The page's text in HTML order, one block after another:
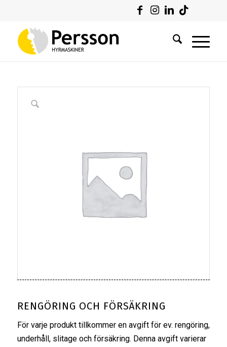
RENGÖRING OCH FÖRSÄKRING
För varje produkt tillkommer en avgift för ev. rengöring,
underhåll, slitage och försäkring. Denna avgift varierar